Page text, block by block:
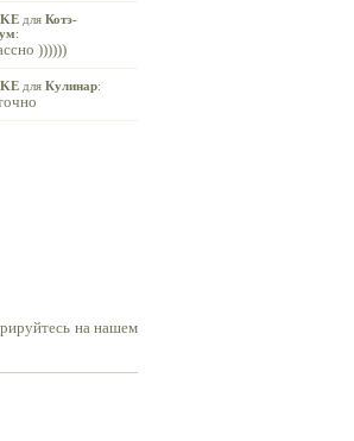
для Котэ-
:
))))))
для Кулинар:
на нашем